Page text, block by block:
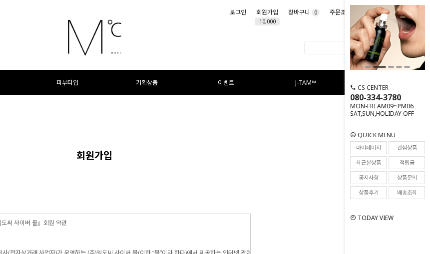
로그인 회원가입
10,000
장바구니 0 주문조회 마이페이지
피부타입 기획상품 이벤트 J-TAM™
CS CENTER
080-334-3780
MON-FRI AM09~PM06
SAT,SUN,HOLIDAY OFF
QUICK MENU
마이페이지
관심상품
최근본상품
적립금
공지사항
상품문의
상품후기
배송조회
TODAY VIEW
회원가입